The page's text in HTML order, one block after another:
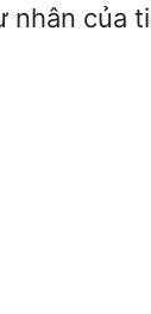
nhân của